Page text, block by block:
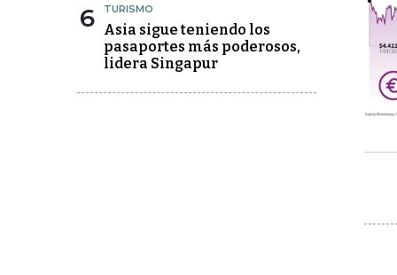
6 TURISMO
Asia sigue teniendo los
pasaportes más poderosos,
lidera Singapur